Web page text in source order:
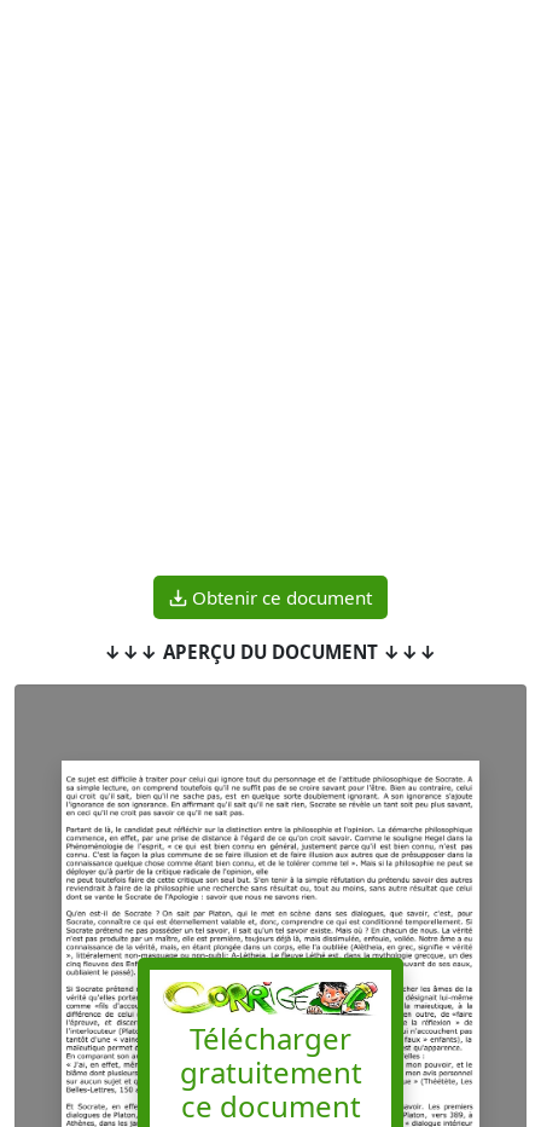
Obtenir ce document
↓↓↓ APERÇU DU DOCUMENT ↓↓↓
Télécharger
gratuitement
ce document